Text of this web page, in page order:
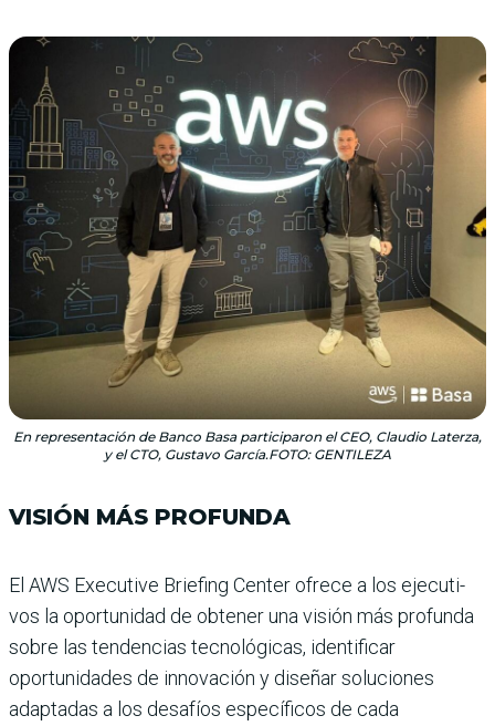
En representación de Banco Basa participaron el CEO, Claudio Laterza,
y el CTO, Gustavo García.FOTO: GENTILEZA
VISIÓN MÁS PROFUNDA
El AWS Executive Briefing Center ofrece a los ejecuti­
vos la oportunidad de obte­ner una visión más profunda
sobre las tendencias tecnoló­gicas, identificar
oportunida­des de innovación y diseñar soluciones
adaptadas a los desafíos específicos de cada